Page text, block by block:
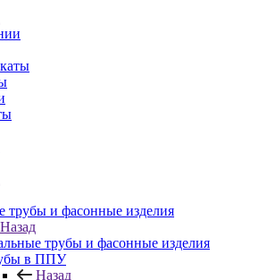
трубы и фасонные изделия
Назад
трубы и фасонные изделия
в ППУ
Назад